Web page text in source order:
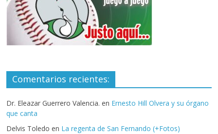
Comentarios recientes:
Dr. Eleazar Guerrero Valencia. en Ernesto Hill Olvera y su órgano
que canta
Delvis Toledo en La regenta de San Fernando (+Fotos)